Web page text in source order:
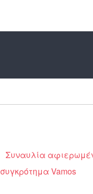
Συναυλία
συγκρότημα Vamos